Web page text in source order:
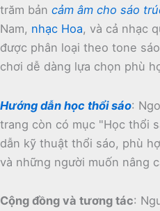
trăm bản cảm âm cho sáo
Nam, nhạc Hoa, và cả nhạc
được phân loại theo tone
chơi dễ dàng lựa chọn phù
Hướng dẫn học thổi sáo:
trang còn có mục "Học thổi
dẫn kỹ thuật thổi sáo, phù
và những người muốn nâng
Cộng đồng và tương tác: